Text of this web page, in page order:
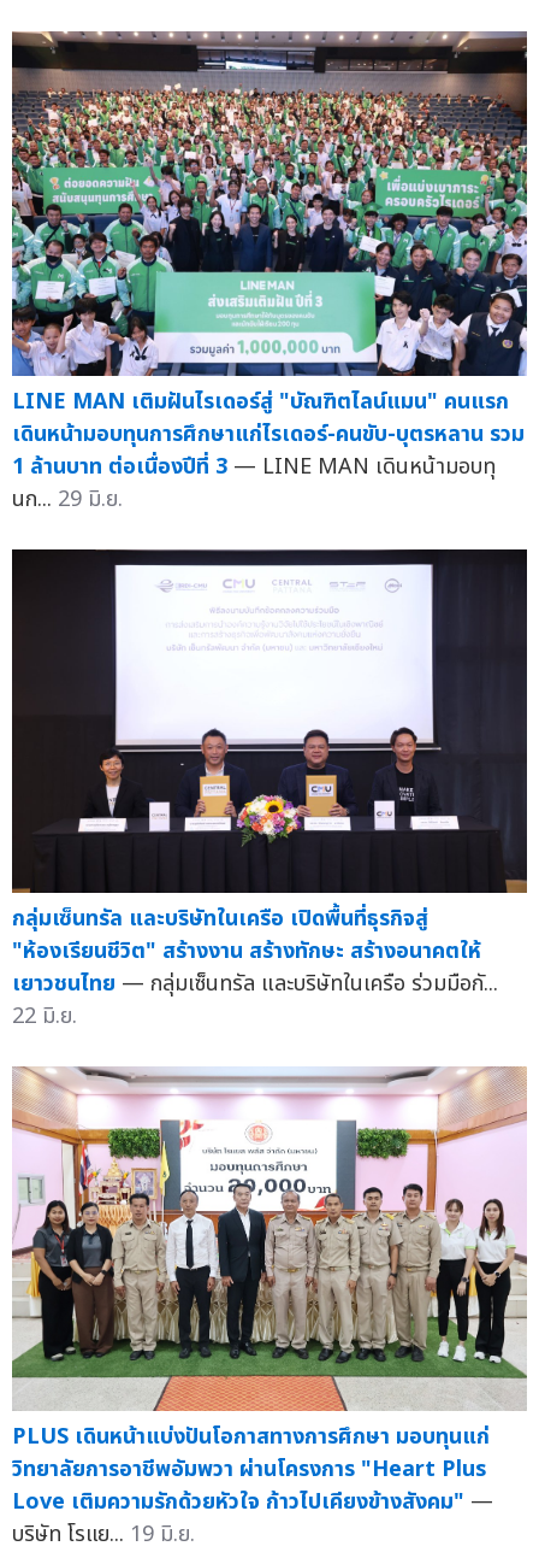
LINE MAN เติมฝันไรเดอร์สู่ "บัณฑิตไลน์แมน" คนแรก
เดินหน้ามอบทุนการศึกษาแก่ไรเดอร์-คนขับ-บุตรหลาน รวม
1 ล้านบาท ต่อเนื่องปีที่ 3 — LINE MAN เดินหน้ามอบทุ
นก... 29 มิ.ย.
กลุ่มเซ็นทรัล และบริษัทในเครือ เปิดพื้นที่ธุรกิจสู่
"ห้องเรียนชีวิต" สร้างงาน สร้างทักษะ สร้างอนาคตให้
เยาวชนไทย — กลุ่มเซ็นทรัล และบริษัทในเครือ ร่วมมือกั...
22 มิ.ย.
PLUS เดินหน้าแบ่งปันโอกาสทางการศึกษา มอบทุนแก่
วิทยาลัยการอาชีพอัมพวา ผ่านโครงการ "Heart Plus
Love เติมความรักด้วยหัวใจ ก้าวไปเคียงข้างสังคม" —
บริษัท โรแย... 19 มิ.ย.